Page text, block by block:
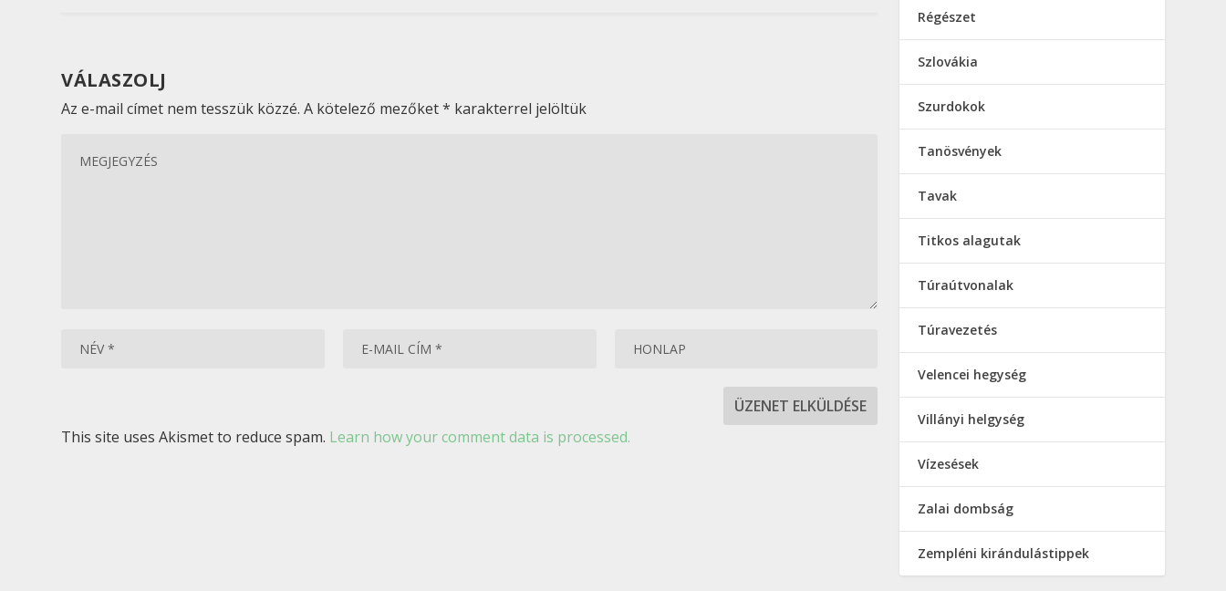
VÁLASZOLJ
Az e-mail címet nem tesszük közzé. A kötelező mezőket* karakterrel jelöltük
This site uses Akismet to reduce spam. Learn how your comment data is processed.
Régészet
Szlovákia
Szurdokok
Tanösvények
Tavak
Titkos alagutak
Túraútvonalak
Túravezetés
Velencei hegység
Villányi helgység
Vízesések
Zalai dombság
Zempléni kirándulástippek